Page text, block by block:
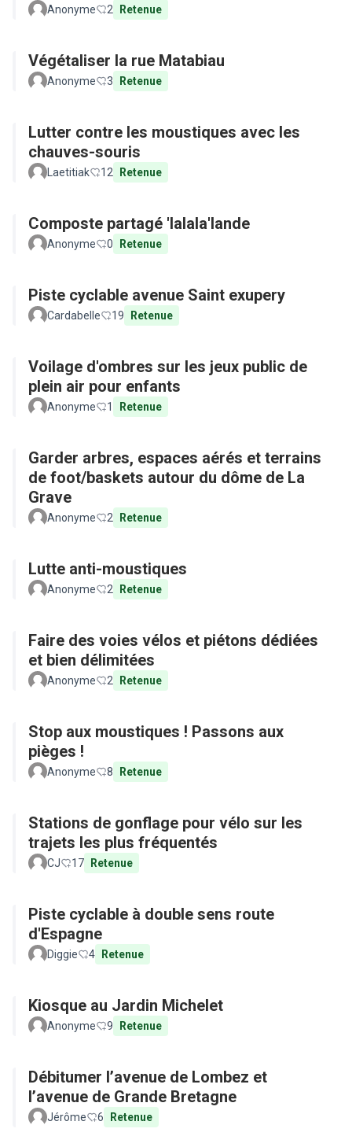
Anonyme 2 Retenue
Végétaliser la rue Matabiau
Anonyme 3 Retenue
Lutter contre les moustiques avec les
chauves-souris
Laetitiak 12 Retenue
Composte partagé 'lalala'lande
Anonyme 0 Retenue
Piste cyclable avenue Saint exupery
Cardabelle 19 Retenue
Voilage d'ombres sur les jeux public de
plein air pour enfants
Anonyme 1 Retenue
Garder arbres, espaces aérés et terrains
de foot/baskets autour du dôme de La
Grave
Anonyme 2 Retenue
Lutte anti-moustiques
Anonyme 2 Retenue
Faire des voies vélos et piétons dédiées
et bien délimitées
Anonyme 2 Retenue
Stop aux moustiques ! Passons aux
pièges !
Anonyme 8 Retenue
Stations de gonflage pour vélo sur les
trajets les plus fréquentés
CJ 17 Retenue
Piste cyclable à double sens route
d'Espagne
Diggie 4 Retenue
Kiosque au Jardin Michelet
Anonyme 9 Retenue
Débitumer l’avenue de Lombez et
l’avenue de Grande Bretagne
Jérôme 6 Retenue